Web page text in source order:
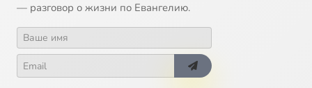
— разговор о жизни по Евангелию.